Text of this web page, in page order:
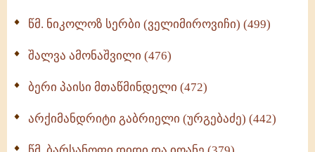
წმ. ნიკოლოზ სერბი (ველიმიროვიჩი) (499)
შალვა ამონაშვილი (476)
ბერი პაისი მთაწმინდელი (472)
არქიმანდრიტი გაბრიელი (ურგებაძე) (442)